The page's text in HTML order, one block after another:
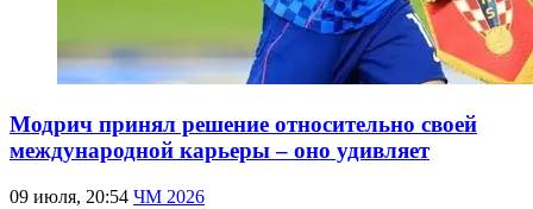
Модрич принял решение относительно своей
международной карьеры – оно удивляет
09 июля, 20:54 ЧМ 2026